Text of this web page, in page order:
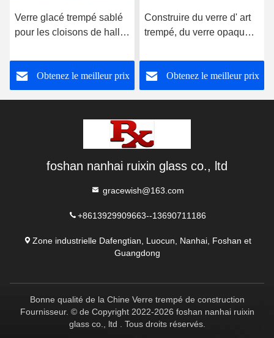
glacé trempé sablé
les cloisons de hall
Obtenez le meilleur prix
Construire du verre d' art
trempé, du verre opaque
Obtenez le meilleur prix
Partie
l'art
foshan nanhai ruixin glass co., ltd
gracewish@163.com
+8613929909663--13690711186
Zone industrielle Dafengtian, Luocun, Nanhai, Foshan et
Guangdong
Bonne qualité de la Chine Verre trempé de construction
Fournisseur. © de Copyright 2022-2026 foshan nanhai ruixin
glass co., ltd . Tous droits réservés.